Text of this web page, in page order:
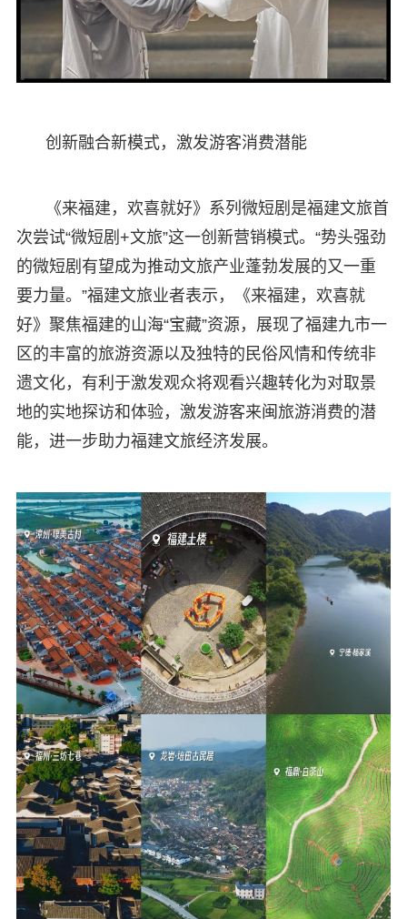
创新融合新模式，激发游客消费潜能
《来福建，欢喜就好》系列微短剧是福建文旅首
次尝试“微短剧+文旅”这一创新营销模式。“势头强劲
的微短剧有望成为推动文旅产业蓬勃发展的又一重
要力量。”福建文旅业者表示，《来福建，欢喜就
好》聚焦福建的山海“宝藏”资源，展现了福建九市一
区的丰富的旅游资源以及独特的民俗风情和传统非
遗文化，有利于激发观众将观看兴趣转化为对取景
地的实地探访和体验，激发游客来闽旅游消费的潜
能，进一步助力福建文旅经济发展。